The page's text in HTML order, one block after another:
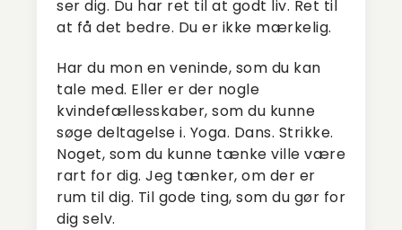
ser dig. Du har ret til at godt liv. Ret til
at få det bedre. Du er ikke mærkelig.
Har du mon en veninde, som du kan
tale med. Eller er der nogle
kvindefællesskaber, som du kunne
søge deltagelse i. Yoga. Dans. Strikke.
Noget, som du kunne tænke ville være
rart for dig. Jeg tænker, om der er
rum til dig. Til gode ting, som du gør for
dig selv.